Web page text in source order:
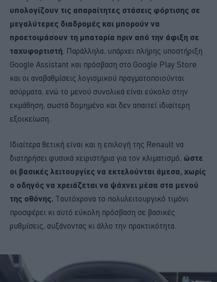
υπολογίζουν τις απαραίτητες στάσεις φόρτισης σε
μεγαλύτερες διαδρομές και μπορούν να
προετοιμάσουν τη μπαταρία πριν από την άφιξη σε
ταχυφορτιστή . Παράλληλα, υπάρχει πλήρης υποστήριξη
Google Assistant και πρόσβαση στο Google Play Store
και οι αναβαθμίσεις λογισμικού πραγματοποιούνται
ασύρματα, ενώ το μενού συνολικά είναι εύκολο στην
εκμάθηση, σωστά δομημένο και δεν απαιτεί ιδιαίτερη
εξοικείωση.
Ιδιαίτερα θετική είναι και η επιλογή της Renault να
διατηρήσει φυσικά χειριστήρια για τον κλιματισμό, ώστε
οι βασικές λειτουργίες να εκτελούνται άμεσα, χωρίς
ο οδηγός να χρειάζεται να ψάχνει μέσα στα μενού
της οθόνης. Ταυτόχρονα το πολυλειτουργικό τιμόνι
προσφέρει κι αυτό εύκολη πρόσβαση σε βασικές
ρυθμίσεις, αυξάνοντας κι άλλο την πρακτικότητα.